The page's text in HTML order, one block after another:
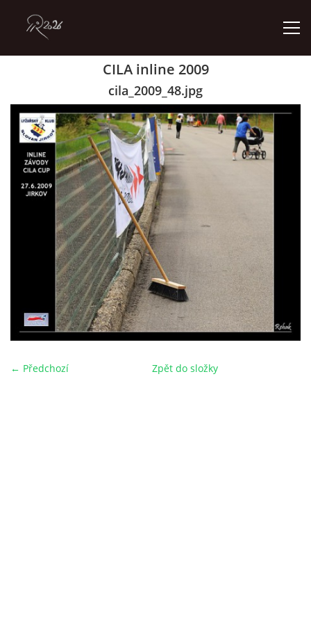
GALERIE
KONTAKT
© 2026 eStránky.cz
CILA inline 2009
cila_2009_48.jpg
← Předchozí Zpět do složky